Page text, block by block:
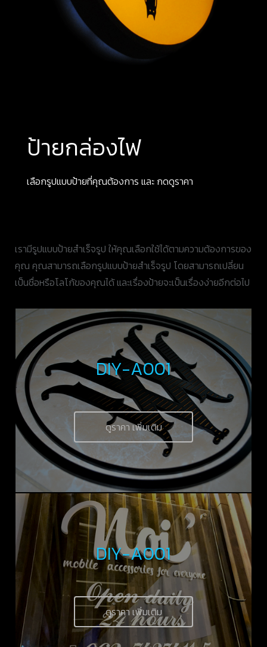
ป้ายกล่องไฟ
เลือกรูปแบบป้ายที่คุณต้องการ และ กดดูราคา
เรามีรูปแบบป้ายสำเร็จรูป ให้คุณเลือกใช้ได้ตามความต้องการของ
คุณ คุณสามารถเลือกรูปแบบป้ายสำเร็จรูป โดยสามารถเปลี่ยน
เป็นชื่อหรือโลโก้ของคุณได้ และเรื่องป้ายจะเป็นเรื่องง่ายอีกต่อไป
DIY-A001
ดูราคา เพิ่มเติม
DIY-A001
ดูราคา เพิ่มเติม